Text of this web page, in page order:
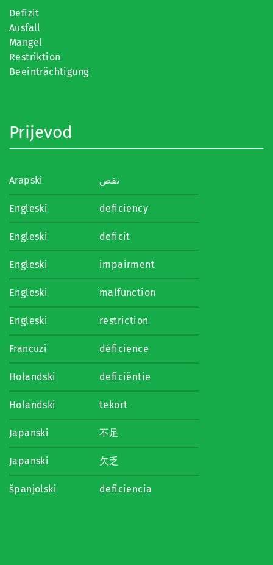
Defizit
Ausfall
Mangel
Restriktion
Beeinträchtigung
Prijevod
Arapski نقص
Engleski deficiency
Engleski deficit
Engleski impairment
Engleski malfunction
Engleski restriction
Francuzi déficience
Holandski deficiëntie
Holandski tekort
Japanski 不足
Japanski 欠乏
španjolski deficiencia